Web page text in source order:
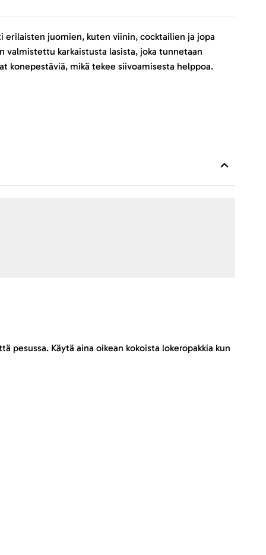
erilaisten juomien, kuten viinin, cocktailien ja jopa
valmistettu karkaistusta lasista, joka tunnetaan
konepestäviä, mikä tekee siivoamisesta helppoa.
Käytä aina oikean kokoista lokeropakkia kun